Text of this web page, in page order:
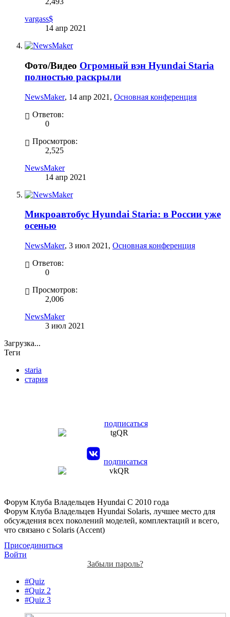
vargass$
14 апр 2021
Фото/Видео Огромный вэн Hyundai Staria
полностью раскрыли
NewsMaker, 14 апр 2021 , Основная конференция
Ответов:
0
Просмотров:
2,525
NewsMaker
14 апр 2021
Микроавтобус Hyundai Staria: в России уже
осенью
NewsMaker, 3 июл 2021 , Основная конференция
Ответов:
0
Просмотров:
2,006
NewsMaker
3 июл 2021
Загрузка...
Теги
staria
стария
подписаться
подписаться
Форум Клуба Владельцев Hyundai С 2010 года
Форум Клуба Владельцев Hyundai Solaris, лучшее место для
обсуждения всех поколений моделей, комплектаций и всего,
что связано с Solaris (Accent)
Присоединиться
Войти
Забыли пароль?
#Quiz
#Quiz 2
#Quiz 3